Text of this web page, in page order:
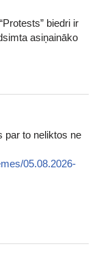
biedri ir
asiņaināko
par to neliktos ne
05.08.2026-